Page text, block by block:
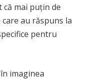
mai puțin de
au răspuns la
pentru
imaginea